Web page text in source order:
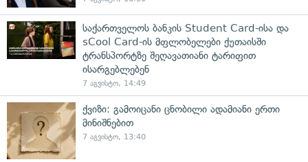
საქართველოს ბანკის Student Card-ისა და
sCool Card-ის მფლობელები ქუთაისში
ტრანსპორტზე შეღავათიანი ტარიფით
ისარგებლებენ
7 აგვისტო, 14:49
ქვიზი: გამოიცანი ცნობილი ადამიანი ერთი
მინიშნებით
7 აგვისტო, 13:40